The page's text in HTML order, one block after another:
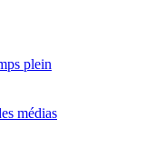
plein
médias